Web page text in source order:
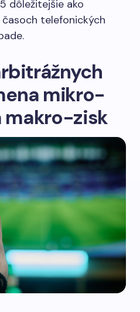
dôležitejšie ako
telefonických
mikro-
makro-zisk